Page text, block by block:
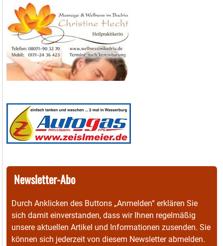
Newsletter-Abo
Durch Anklicken des Buttons „Anmelden“ erklären Sie
sich damit einverstanden, dass wir Ihnen regelmäßig
unsere aktuellen Artikel und Informationen zusenden. Sie
können sich jederzeit von diesem Newsletter abmelden.